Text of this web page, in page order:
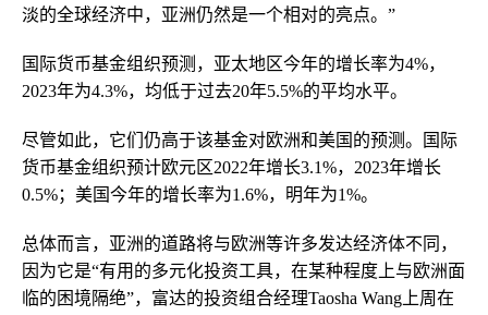
淡的全球经济中，亚洲仍然是一个相对的亮点。”
国际货币基金组织预测，亚太地区今年的增长率为4%，
2023年为4.3%，均低于过去20年5.5%的平均水平。
尽管如此，它们仍高于该基金对欧洲和美国的预测。国际
货币基金组织预计欧元区2022年增长3.1%，2023年增长
0.5%；美国今年的增长率为1.6%，明年为1%。
总体而言，亚洲的道路将与欧洲等许多发达经济体不同，
因为它是“有用的多元化投资工具，在某种程度上与欧洲面
临的困境隔绝”，富达的投资组合经理Taosha Wang上周在